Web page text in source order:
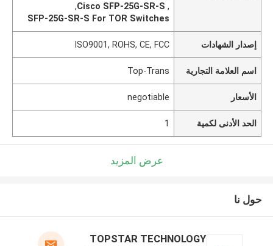
,
Cisco SFP-25G-SR-S
,
SFP-25G-SR-S For TOR Switches
إصدار الشهادات ISO9001, ROHS, CE, FCC
اسم العلامة التجارية Top-Trans
الأسعار negotiable
الحد الأدنى لكمية 1
عرض المزيد
حول نا
TOPSTAR TECHNOLOGY